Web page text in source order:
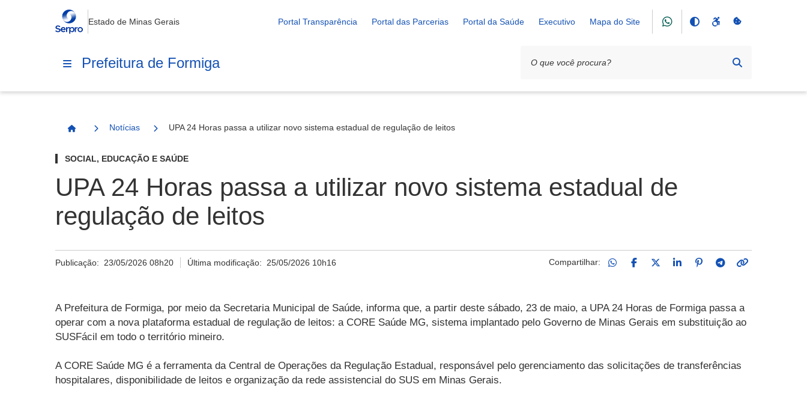
Estado de Minas Gerais Portal Transparência Portal das Parcerias Portal da Saúde Executivo Mapa do Site
Prefeitura de Formiga
Página Inicial
Notícias UPA 24 Horas passa a utilizar novo sistema estadual de regulação de leitos
SOCIAL, EDUCAÇÃO E SAÚDE
UPA 24 Horas passa a utilizar novo sistema estadual de
regulação de leitos
Publicação: 23/05/2026 08h20 Última modificação: 25/05/2026 10h16 Compartilhar:
A Prefeitura de Formiga, por meio da Secretaria Municipal de Saúde, informa que, a partir deste sábado, 23 de maio, a UPA 24 Horas de Formiga passa a
operar com a nova plataforma estadual de regulação de leitos: a CORE Saúde MG, sistema implantado pelo Governo de Minas Gerais em substituição ao
SUSFácil em todo o território mineiro.
A CORE Saúde MG é a ferramenta da Central de Operações da Regulação Estadual, responsável pelo gerenciamento das solicitações de transferências
hospitalares, disponibilidade de leitos e organização da rede assistencial do SUS em Minas Gerais.